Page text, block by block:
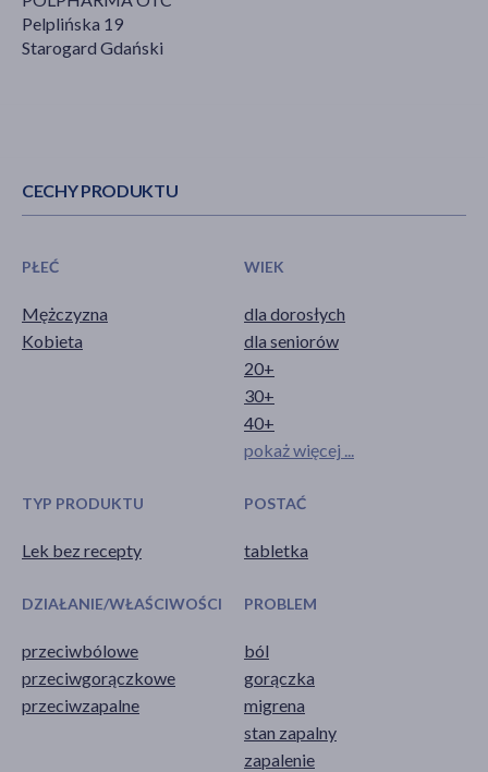
Pelplińska 19
Starogard Gdański
CECHY PRODUKTU
PŁEĆ
Mężczyzna
Kobieta
WIEK
dla dorosłych
dla seniorów
20+
30+
40+
pokaż więcej ...
TYP PRODUKTU
Lek bez recepty
POSTAĆ
tabletka
DZIAŁANIE/WŁAŚCIWOŚCI
przeciwbólowe
przeciwgorączkowe
przeciwzapalne
PROBLEM
ból
gorączka
migrena
stan zapalny
zapalenie